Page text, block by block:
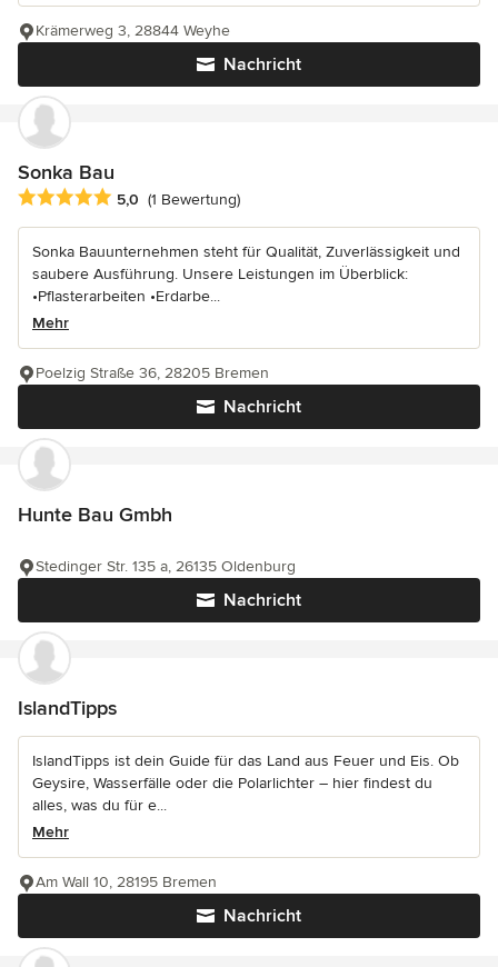
Nachricht
Krämerweg 3, 28844 Weyhe
Sonka Bau
Durchschnittliche Bewertung: 5 von 5 Sternen
5,0 (1 Bewertung)
Sonka Bauunternehmen steht für Qualität, Zuverlässigkeit und
saubere Ausführung. Unsere Leistungen im Überblick:
•Pflasterarbeiten •Erdarbe...
Mehr
Nachricht
Poelzig Straße 36, 28205 Bremen
Hunte Bau Gmbh
Nachricht
Stedinger Str. 135 a, 26135 Oldenburg
IslandTipps
IslandTipps ist dein Guide für das Land aus Feuer und Eis. Ob
Geysire, Wasserfälle oder die Polarlichter – hier findest du
alles, was du für e...
Mehr
Nachricht
Am Wall 10, 28195 Bremen